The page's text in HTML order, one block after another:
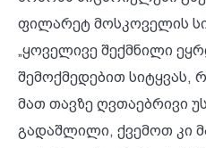
ფილარეტ მოსკოველის
„ყოველივე შექმნილი
შემოქმედებით სიტყვას,
მათ თავზე ღვთაებრივი
გადაშლილი, ქვემოთ კი